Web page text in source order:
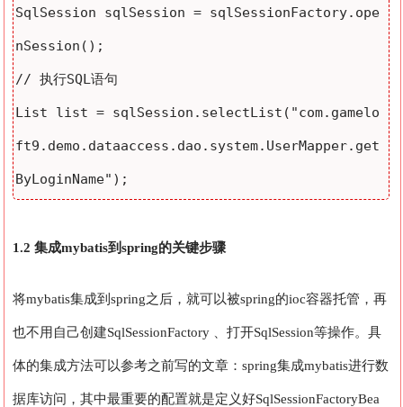
SqlSession sqlSession = sqlSessionFactory.ope
nSession();
// 执行SQL语句
List list = sqlSession.selectList("com.gamelo
ft9.demo.dataaccess.dao.system.UserMapper.get
ByLoginName");
1.2 集成mybatis到spring的关键步骤
将mybatis集成到spring之后，就可以被spring的ioc容器托管，再
也不用自己创建SqlSessionFactory 、打开SqlSession等操作。具
体的集成方法可以参考之前写的文章：spring集成mybatis进行数
据库访问，其中最重要的配置就是定义好SqlSessionFactoryBea